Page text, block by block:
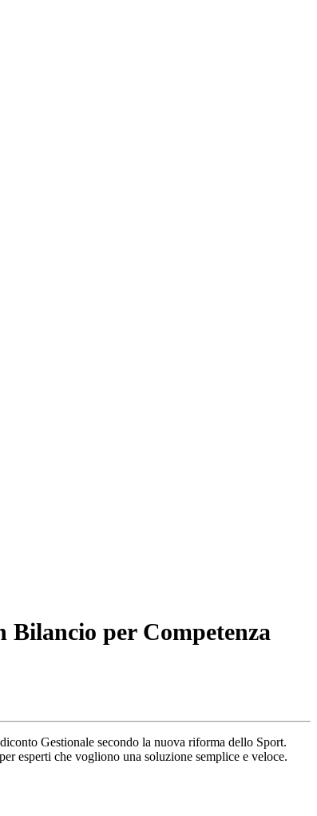
per Competenza
Gestionale secondo la nuova riforma dello Sport.
esperti che vogliono una soluzione semplice e veloce.